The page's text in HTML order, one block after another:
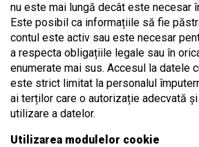
nu este mai lungă decât este necesar
Este posibil ca informațiile să fie
contul este activ sau este necesar
a respecta obligațiile legale sau în
enumerate mai sus. Accesul la datele
este strict limitat la personalul
ai terților care o autorizație adecvată
utilizare a datelor.
Utilizarea modulelor cookie